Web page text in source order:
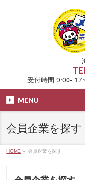
受付時間 9:00-
MENU
会員企業を探す
HOME » 会員企業を探す